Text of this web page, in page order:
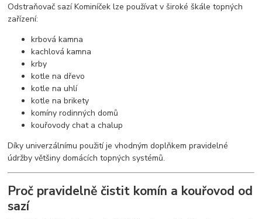
Odstraňovač sazí Kominíček lze používat v široké škále topných
zařízení:
krbová kamna
kachlová kamna
krby
kotle na dřevo
kotle na uhlí
kotle na brikety
komíny rodinných domů
kouřovody chat a chalup
Díky univerzálnímu použití je vhodným doplňkem pravidelné
údržby většiny domácích topných systémů.
Proč pravidelně čistit komín a kouřovod od
sazí